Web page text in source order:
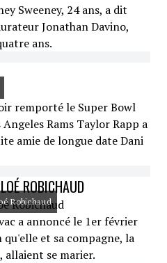
Sweeney, 24 ans, a dit
Jonathan Davino,
ans.
remporté le Super Bowl
Rams Taylor Rapp a
amie de longue date Dani
ROBICHAUD
Robichaud
a annoncé le 1er février
et sa compagne, la
allaient se marier.